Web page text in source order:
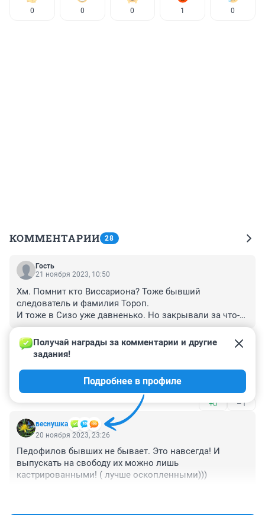
0 0 0 1 0
КОММЕНТАРИИ 28
Гость
21 ноября 2023, 10:50
Хм. Помнит кто Виссариона? Тоже бывший
следователь и фамилия Тороп.
И тоже в Сизо уже давненько. Но закрывали за что-
то другое, типо "создание секты".
В статье не указано имя.
Попытаюсь разобраться дальше..
–0
Гость
Имеешь яйца-виновен!
+0 –1
веснушка
Получай награды за комментарии и другие
задания!
Подробнее в профиле
20 ноября 2023, 23:26
Педофилов бывших не бывает. Это навсегда! И
выпускать на свободу их можно лишь
кастрированными! ( лучше оскопленными)))